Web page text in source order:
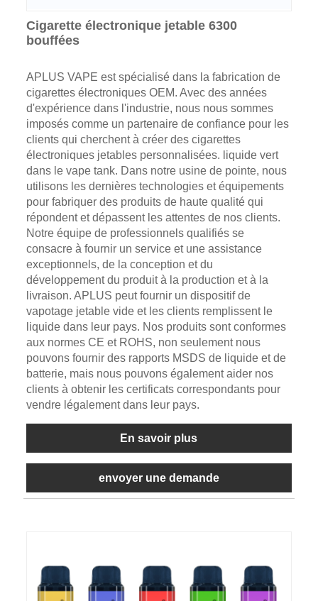
Cigarette électronique jetable 6300
bouffées
APLUS VAPE est spécialisé dans la fabrication de
cigarettes électroniques OEM. Avec des années
d'expérience dans l'industrie, nous nous sommes
imposés comme un partenaire de confiance pour les
clients qui cherchent à créer des cigarettes
électroniques jetables personnalisées. liquide vert
dans le vape tank. Dans notre usine de pointe, nous
utilisons les dernières technologies et équipements
pour fabriquer des produits de haute qualité qui
répondent et dépassent les attentes de nos clients.
Notre équipe de professionnels qualifiés se
consacre à fournir un service et une assistance
exceptionnels, de la conception et du
développement du produit à la production et à la
livraison. APLUS peut fournir un dispositif de
vapotage jetable vide et les clients remplissent le
liquide dans leur pays. Nos produits sont conformes
aux normes CE et ROHS, non seulement nous
pouvons fournir des rapports MSDS de liquide et de
batterie, mais nous pouvons également aider nos
clients à obtenir les certificats correspondants pour
vendre légalement dans leur pays.
En savoir plus
envoyer une demande